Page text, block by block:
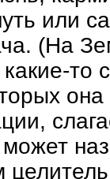
или
(На